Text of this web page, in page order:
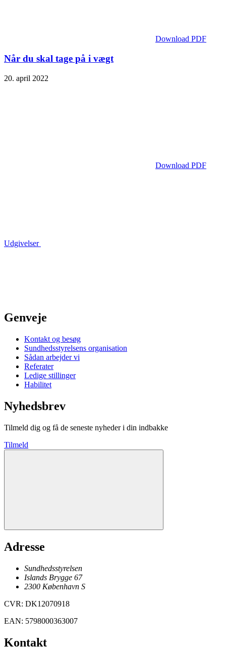
Download PDF
Når du skal tage på i vægt
20. april 2022
Download PDF
Udgivelser
Genveje
Kontakt og besøg
Sundhedsstyrelsens organisation
Sådan arbejder vi
Referater
Ledige stillinger
Habilitet
Nyhedsbrev
Tilmeld dig og få de seneste nyheder i din indbakke
Tilmeld
Adresse
Sundhedsstyrelsen
Islands Brygge 67
2300 København S
CVR: DK12070918
EAN: 5798000363007
Kontakt